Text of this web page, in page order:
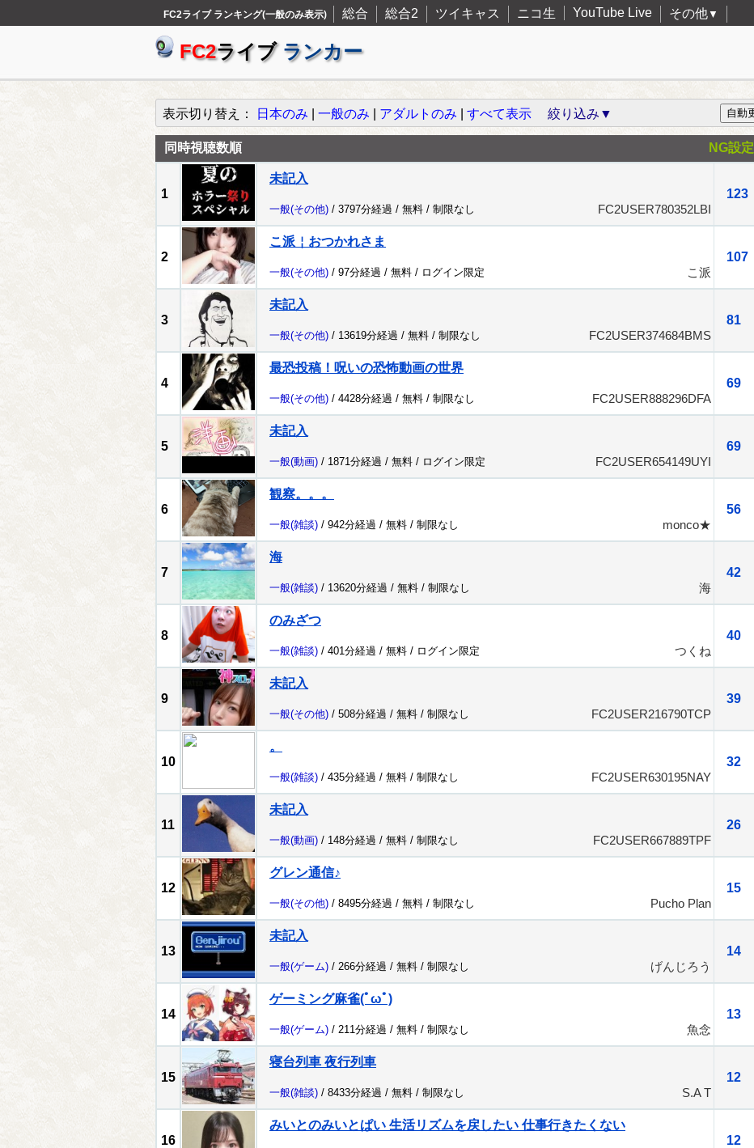
FC2ライブ ランキング(一般のみ表示) 総合 総合2 ツイキャス ニコ生 YouTube Live その他▼
FC2ライブ ランカー
表示切り替え： 日本のみ 一般のみ アダルトのみ すべて表示 絞り込み▼
同時視聴数順 NG設定
1
未記入
123
一般(その他) / 3797分経過 / 無料 / 制限なし FC2USER780352LBI
2
こ派￤おつかれさま
107
一般(その他) / 97分経過 / 無料 / ログイン限定 こ派
3
未記入
81
一般(その他) / 13619分経過 / 無料 / 制限なし FC2USER374684BMS
4
最恐投稿！呪いの恐怖動画の世界
69
一般(その他) / 4428分経過 / 無料 / 制限なし FC2USER888296DFA
5
未記入
69
一般(動画) / 1871分経過 / 無料 / ログイン限定 FC2USER654149UYI
6
観察。。。
56
一般(雑談) / 942分経過 / 無料 / 制限なし monco★
7
海
42
一般(雑談) / 13620分経過 / 無料 / 制限なし 海
8
のみざつ
40
一般(雑談) / 401分経過 / 無料 / ログイン限定 つくね
9
未記入
39
一般(その他) / 508分経過 / 無料 / 制限なし FC2USER216790TCP
10
。
32
一般(雑談) / 435分経過 / 無料 / 制限なし FC2USER630195NAY
11
未記入
26
一般(動画) / 148分経過 / 無料 / 制限なし FC2USER667889TPF
12
グレン通信♪
15
一般(その他) / 8495分経過 / 無料 / 制限なし Pucho Plan
13
未記入
14
一般(ゲーム) / 266分経過 / 無料 / 制限なし げんじろう
14
ゲーミング麻雀(ﾟωﾟ)
13
一般(ゲーム) / 211分経過 / 無料 / 制限なし 魚念
15
寝台列車 夜行列車
12
一般(雑談) / 8433分経過 / 無料 / 制限なし S.A T
16
みいとのみいとぱい 生活リズムを戻したい 仕事行きたくない
12